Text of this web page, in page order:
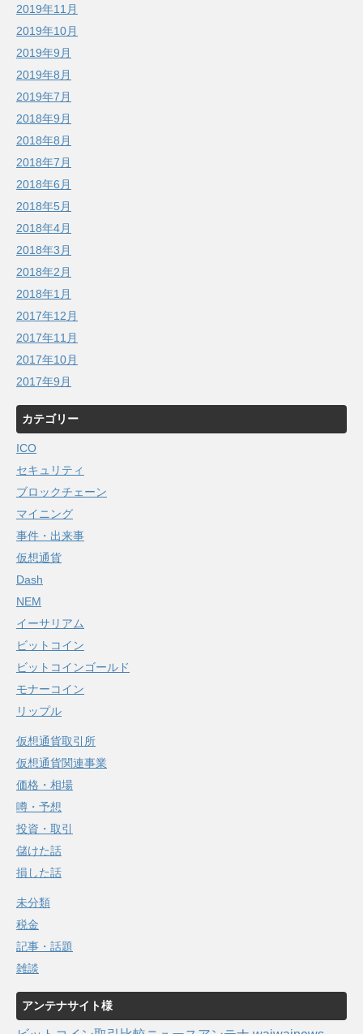
2019年11月
2019年10月
2019年9月
2019年8月
2019年7月
2018年9月
2018年8月
2018年7月
2018年6月
2018年5月
2018年4月
2018年3月
2018年2月
2018年1月
2017年12月
2017年11月
2017年10月
2017年9月
カテゴリー
ICO
セキュリティ
ブロックチェーン
マイニング
事件・出来事
仮想通貨
Dash
NEM
イーサリアム
ビットコイン
ビットコインゴールド
モナーコイン
リップル
仮想通貨取引所
仮想通貨関連事業
価格・相場
噂・予想
投資・取引
儲けた話
損した話
未分類
税金
記事・話題
雑談
アンテナサイト様